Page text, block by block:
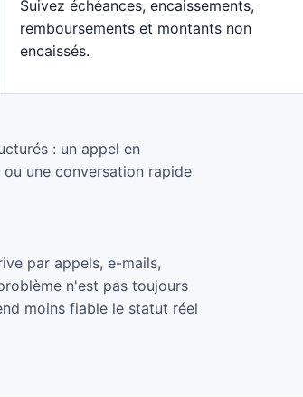
Suivez échéances, encaissements,
remboursements et montants non
encaissés.
: un appel en
une conversation rapide
par appels, e-mails,
n'est pas toujours
moins fiable le statut réel